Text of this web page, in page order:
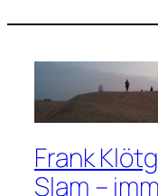
Frank
Slam –